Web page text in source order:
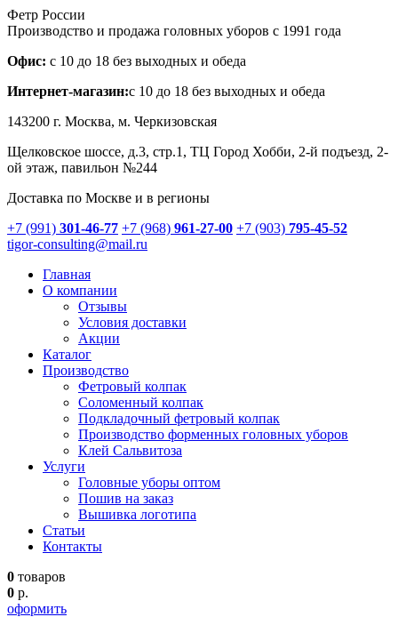
Фетр России
Производство и продажа головных уборов с 1991 года
Офис: с 10 до 18 без выходных и обеда
Интернет-магазин:с 10 до 18 без выходных и обеда
143200 г. Москва, м. Черкизовская
Щелковское шоссе, д.3, стр.1 , ТЦ Город Хобби, 2-й подъезд, 2-
ой этаж, павильон №244
Доставка по Москве и в регионы
+7 (991) 301-46-77 +7 (968) 961-27-00 +7 (903) 795-45-52
tigor-consulting@mail.ru
Главная
О компании
Отзывы
Условия доставки
Акции
Каталог
Производство
Фетровый колпак
Соломенный колпак
Подкладочный фетровый колпак
Производство форменных головных уборов
Клей Сальвитоза
Услуги
Головные уборы оптом
Пошив на заказ
Вышивка логотипа
Статьи
Контакты
0 товаров
0 р.
оформить